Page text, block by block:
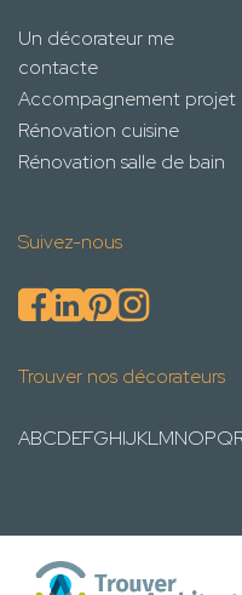
Un décorateur me
contacte
Accompagnement projet
Rénovation cuisine
Rénovation salle de bain
Suivez-nous
Trouver nos décorateurs
ABCDEFGHIJKLMNOPQ